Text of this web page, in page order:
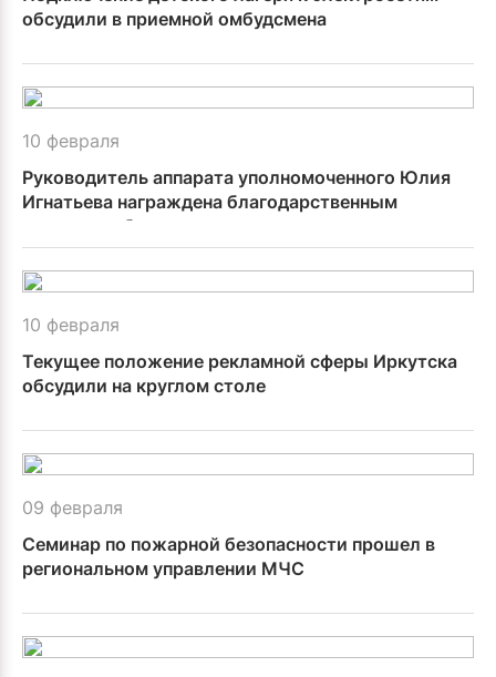
обсудили в приемной омбудсмена
10 февраля
Руководитель аппарата уполномоченного Юлия
Игнатьева награждена благодарственным
письмом губернатора
10 февраля
Текущее положение рекламной сферы Иркутска
обсудили на круглом столе
09 февраля
Семинар по пожарной безопасности прошел в
региональном управлении МЧС